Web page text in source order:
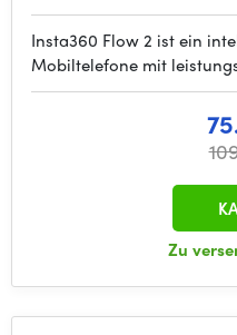
Insta360 Flow 2 ist ein
Mobiltelefone mit
Zu